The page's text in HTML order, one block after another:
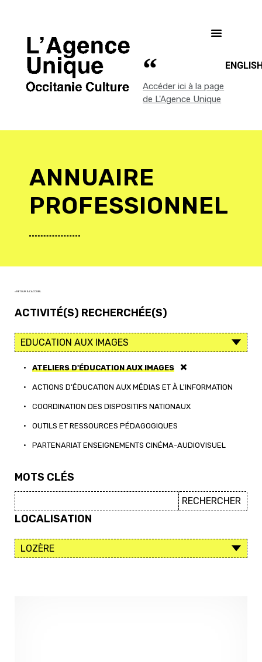
Accéder ici à la page
de L'Agence Unique
ANNUAIRE
PROFESSIONNEL
< RETOUR À L'ACCUEIL
ACTIVITÉ(S) RECHERCHÉE(S)
• ATELIERS D'ÉDUCATION AUX IMAGES
• ACTIONS D'ÉDUCATION AUX MÉDIAS ET À L'INFORMATION
• COORDINATION DES DISPOSITIFS NATIONAUX
• OUTILS ET RESSOURCES PÉDAGOGIQUES
• PARTENARIAT ENSEIGNEMENTS CINÉMA-AUDIOVISUEL
MOTS CLÉS
LOCALISATION